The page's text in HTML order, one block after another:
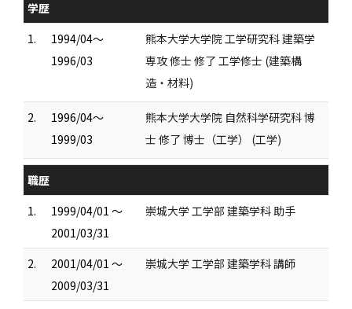
学歴
1.
1994/04～
1996/03
熊本大学大学院 工学研究科 建築学
専攻 修士 修了 工学修士 (建築構
造・材料)
2.
1996/04～
1999/03
熊本大学大学院 自然科学研究科 博
士 修了 博士（工学） (工学)
職歴
1.
1999/04/01 ～
2001/03/31
崇城大学 工学部 建築学科 助手
2.
2001/04/01 ～
2009/03/31
崇城大学 工学部 建築学科 講師